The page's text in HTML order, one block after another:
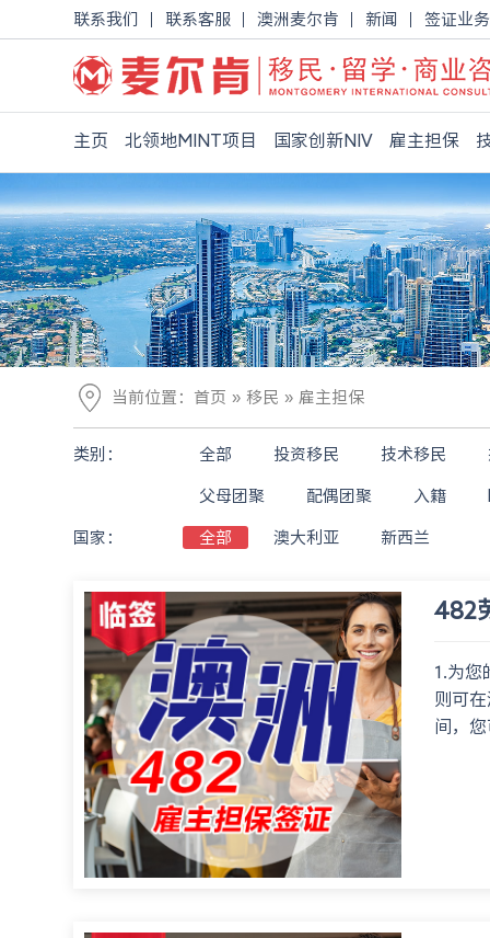
联系我们 联系客服 澳洲麦尔肯 新闻 签证业
主页 北领地MINT项目 国家创新NIV 雇主担保
当前位置： 首页 » 移民 » 雇主担保
类别： 全部 投资移民 技术移民
父母团聚 配偶团聚 入籍
国家： 全部 澳大利亚 新西兰
482
1.为您
则可
间，